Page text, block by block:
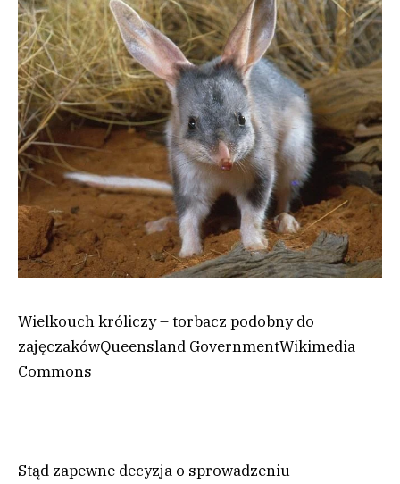
Wielkouch króliczy – torbacz podobny do
zajęczakówQueensland GovernmentWikimedia
Commons
Stąd zapewne decyzja o sprowadzeniu